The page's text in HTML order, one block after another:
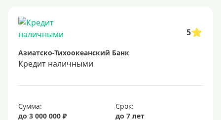
Способы выдачи
Не выходя из дома
С доставкой на дом
Наличными
5
Азиатско-Тихоокеанский Банк
Кредит наличными
Сумма:
до 3 000 000 ₽
Срок:
до 7 лет